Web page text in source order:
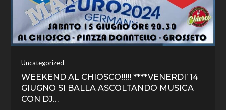
Uncategorized
WEEKEND AL CHIOSCO!!!!! ****VENERDI’ 14
GIUGNO SI BALLA ASCOLTANDO MUSICA
CON DJ…